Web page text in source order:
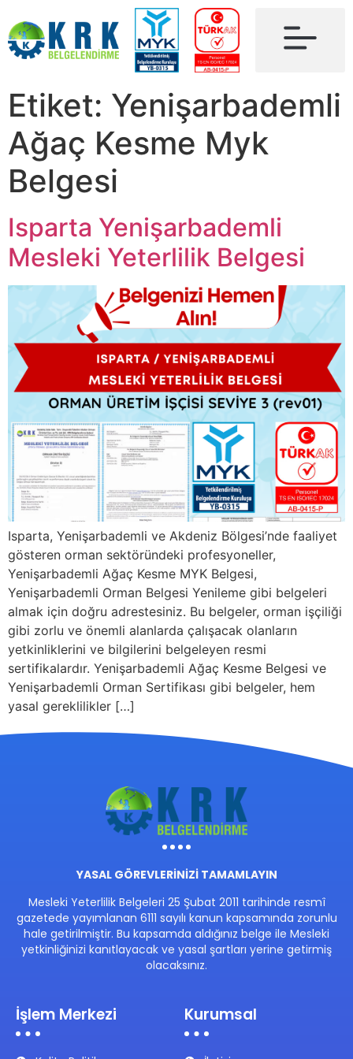
Etiket: Yenişarbademli
Ağaç Kesme Myk
Belgesi
Isparta Yenişarbademli
Mesleki Yeterlilik Belgesi
Isparta, Yenişarbademli ve Akdeniz Bölgesi’nde faaliyet
gösteren orman sektöründeki profesyoneller,
Yenişarbademli Ağaç Kesme MYK Belgesi,
Yenişarbademli Orman Belgesi Yenileme gibi belgeleri
almak için doğru adrestesiniz. Bu belgeler, orman işçiliği
gibi zorlu ve önemli alanlarda çalışacak olanların
yetkinliklerini ve bilgilerini belgeleyen resmi
sertifikalardır. Yenişarbademli Ağaç Kesme Belgesi ve
Yenişarbademli Orman Sertifikası gibi belgeler, hem
yasal gereklilikler […]
YASAL GÖREVLERİNİZİ TAMAMLAYIN
Mesleki Yeterlilik Belgeleri 25 Şubat 2011 tarihinde resmî
gazetede yayımlanan 6111 sayılı kanun kapsamında zorunlu
hale getirilmiştir. Bu kapsamda aldığınız belge ile Mesleki
yetkinliğinizi kanıtlayacak ve yasal şartları yerine getirmiş
olacaksınız.
İşlem Merkezi Kurumsal